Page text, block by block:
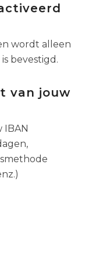
wordt alleen
bevestigd.
van jouw
IBAN